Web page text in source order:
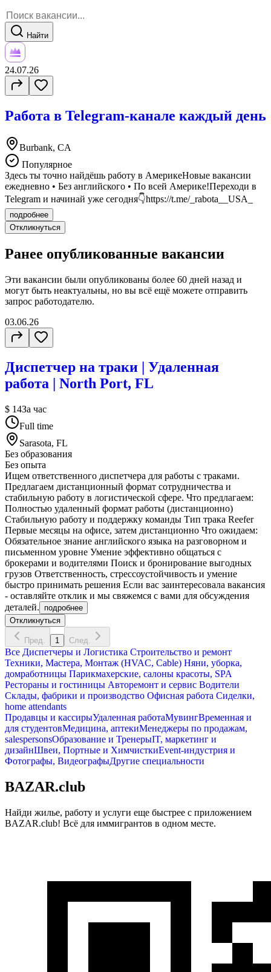
Найти
24.07.26
Работа в Telegram-канале каждый день
Burbank, CA
Популярное
Здесь ты точно найдёшь работу в АмерикеНовые вакансии
ежедневно • Без английского • По всей Америке!Переходи в
Telegram и начинай уже сегодня👇https://t.me/_rabota__USA_
подробнее
Откликнуться
Ранее опубликованные вакансии
Эти вакансии были опубликованы более 60 дней назад и
могут быть неактуальны, но вы всё ещё можете отправить
запрос работодателю.
03.06.26
Диспетчер на траки | Удаленная
работа | North Port, FL
$ 14За час
Full time
Sarasota, FL
Без образования
Без опыта
Ищем ответственного диспетчера для работы с траками.
Предлагаем дистанционный формат сотрудничества и
стабильную работу в логистической сфере. Что предлагаем:
Полностью удаленный формат работы (дистанционно)
Стабильную работу и поддержку команды Тип трака Reefer
Первые месяцы на офисе, затем дистанционно Что ожидаем:
Обязательное знание английского языка на разговорном и
письменном уровне Умение эффективно общаться с
брокерами и водителями Поиск и бронирование выгодных
грузов Ответственность, стрессоустойчивость и умение
быстро принимать решения Если вас заинтересовала вакансия
- оставляйте отклик и мы свяжемся с вами для обсуждения
деталей.
подробнее
Откликнуться
Пред. 1 След.
Все Диспетчеры и Логистика Строительство и ремонт
Техники, Мастера, Монтаж (HVAC, Cable) Няни, уборка,
домработницы Парикмахерские, салоны красоты, SPA
Рестораны и гостиницы Авторемонт и cервис Водители
Склады, фабрики и производство Офисная работа Сиделки,
home attendants
Продавцы и кассирыУдаленная работаМувингВременная и
для студентовМедицина, аптекиМенеджеры по продажам,
salespersonsОбразование и ТренерыIT, маркетинг и
дизайнШвеи, Портные и ХимчисткиEvent-индустрия и
Фотографы, ВидеографыДругие специальности
BAZAR.club
Найди жилье, работу и услуги еще быстрее с приложением
BAZAR.club! Всё для иммигрантов в одном месте.